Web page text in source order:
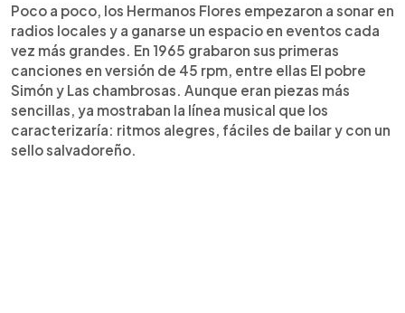
Poco a poco, los Hermanos Flores empezaron a sonar en
radios locales y a ganarse un espacio en eventos cada
vez más grandes. En 1965 grabaron sus primeras
canciones en versión de 45 rpm, entre ellas El pobre
Simón y Las chambrosas. Aunque eran piezas más
sencillas, ya mostraban la línea musical que los
caracterizaría: ritmos alegres, fáciles de bailar y con un
sello salvadoreño.